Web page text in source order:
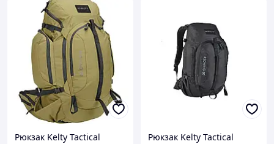
Рюкзак Kelty Tactical
Рюкзак Kelty Tactical